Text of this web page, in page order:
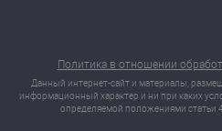
Политика в отношении
Данный интернет-сайт и материалы,
информационный характер и ни при каких
определяемой положениями статьи